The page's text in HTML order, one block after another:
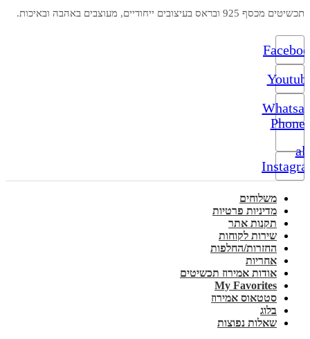
תכשיטים מכסף 925 ובראס בעיצובים ייחודיים, מעוצבים באהבה ובאיכות.
Phone-
alt
משלוחים
מדיניות פרטיות
תקנות אתר
שירות לקוחות
החזרות/החלפות
אחריות
אודות אמירוז תכשיטים
My Favorites
סטטאוס אמירוז
בלוג
שאלות נפוצות